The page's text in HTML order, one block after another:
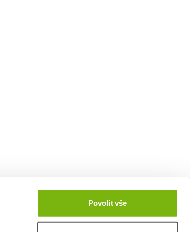
Povolit vše